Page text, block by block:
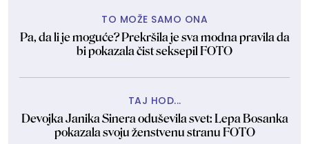
TO MOŽE SAMO ONA
Pa, da li je moguće? Prekršila je sva modna pravila da
bi pokazala čist seksepil FOTO
TAJ HOD...
Devojka Janika Sinera oduševila svet: Lepa Bosanka
pokazala svoju ženstvenu stranu FOTO